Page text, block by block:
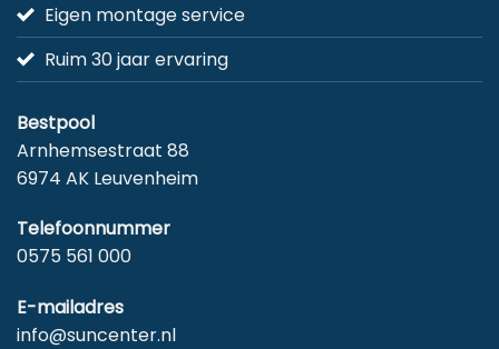
Eigen montage service
Ruim 30 jaar ervaring
Bestpool
Arnhemsestraat 88
6974 AK Leuvenheim
Telefoonnummer
0575 561 000
E-mailadres
info@suncenter.nl